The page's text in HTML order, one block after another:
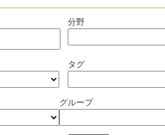
分野
タグ
グループ